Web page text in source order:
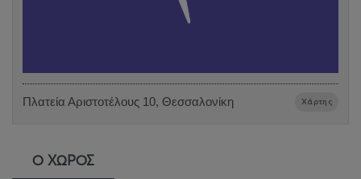
Πλατεία Αριστοτέλους 10, Θεσσαλονίκη Χάρτης
Ο ΧΩΡΟΣ